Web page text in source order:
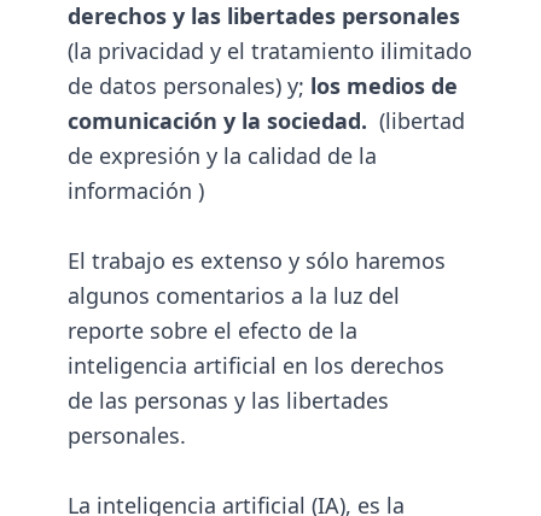
derechos y las libertades personales
(la privacidad y el tratamiento ilimitado
de datos personales) y; los medios de
comunicación y la sociedad. (libertad
de expresión y la calidad de la
información )
El trabajo es extenso y sólo haremos
algunos comentarios a la luz del
reporte sobre el efecto de la
inteligencia artificial en los derechos
de las personas y las libertades
personales.
La inteligencia artificial (IA), es la